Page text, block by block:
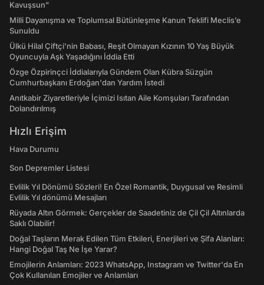
Kavuşsun”
Milli Dayanışma ve Toplumsal Bütünleşme Kanun Teklifi Meclis’e
Sunuldu
Ülkü Hilal Çiftçi'nin Babası, Reşit Olmayan Kızının 10 Yaş Büyük
Oyuncuyla Aşk Yaşadığını İddia Etti
Özge Özpirinçci İddialarıyla Gündem Olan Kübra Süzgün
Cumhurbaşkanı Erdoğan'dan Yardım İstedi
Anıtkabir Ziyaretleriyle İçimizi Isıtan Aile Komşuları Tarafından
Dolandırılmış
Hızlı Erişim
Hava Durumu
Son Depremler Listesi
Evlilik Yıl Dönümü Sözleri! En Özel Romantik, Duygusal ve Resimli
Evlilik Yıl dönümü Mesajları
Rüyada Altın Görmek: Gerçekler de Saadetiniz de Çil Çil Altınlarda
Saklı Olabilir!
Doğal Taşların Merak Edilen Tüm Etkileri, Enerjileri ve Şifa Alanları:
Hangi Doğal Taş Ne İşe Yarar?
Emojilerin Anlamları: 2023 WhatsApp, Instagram ve Twitter'da En
Çok Kullanılan Emojiler ve Anlamları